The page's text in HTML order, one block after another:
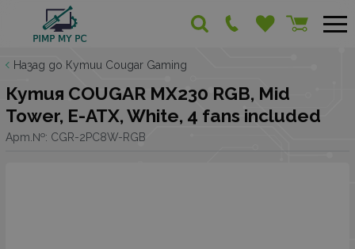
Назад до Кутии Cougar Gaming
Кутия COUGAR MX230 RGB, Mid
Tower, E-ATX, White, 4 fans included
Арт.№: CGR-2PC8W-RGB